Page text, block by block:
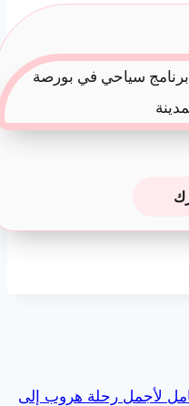
لأجمل رحلة هروب إلى